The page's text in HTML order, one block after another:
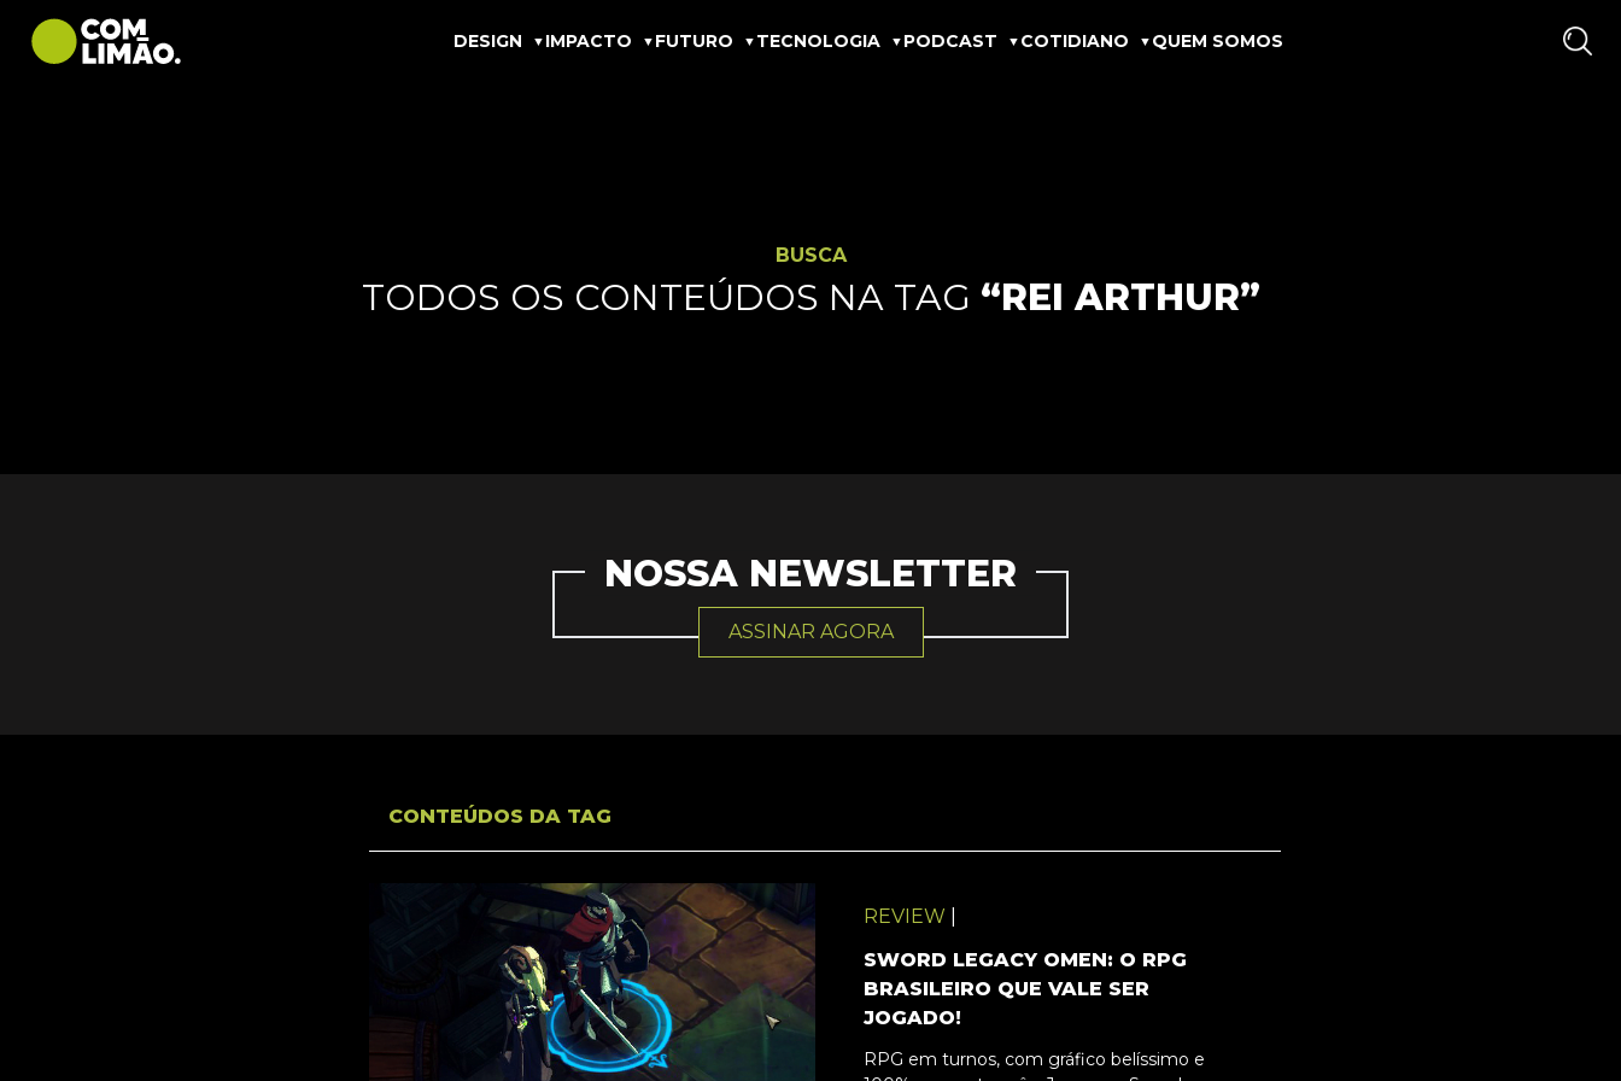
DESIGN IMPACTO FUTURO TECNOLOGIA PODCAST COTIDIANO QUEM SOMOS
BUSCA
TODOS OS CONTEÚDOS NA TAG “REI ARTHUR”
NOSSA NEWSLETTER
ASSINAR AGORA
CONTEÚDOS DA TAG
REVIEW
SWORD LEGACY OMEN: O RPG
BRASILEIRO QUE VALE SER
JOGADO!
RPG em turnos, com gráfico belíssimo e